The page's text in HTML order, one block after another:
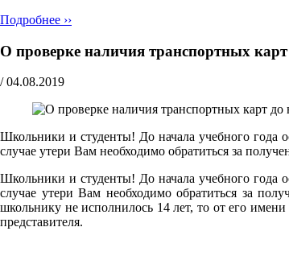
Подробнее ››
О проверке наличия транспортных
/ 04.08.2019
Школьники и студенты! До начала учебного года
случае утери Вам необходимо обратиться за
Школьники и студенты! До начала учебного года
случае утери Вам необходимо обратиться за
школьнику не исполнилось 14 лет, то от его
представителя.